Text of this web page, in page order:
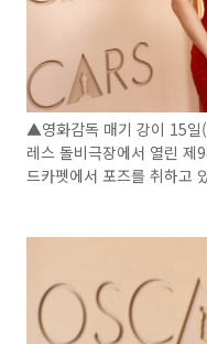
▲영화감독 매기 강이 15일
레스 돌비극장에서 열린 제
드카펫에서 포즈를 취하고